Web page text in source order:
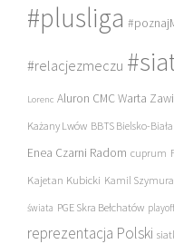
#plusliga
#relacjezmeczu
Lorenc Aluron CMC Warta
Każany Lwów BBTS Bielsko-Biała
Enea Czarni Radom cuprum
Kajetan Kubicki Kamil Szymura
świata PGE Skra Bełchatów
reprezentacja Polski